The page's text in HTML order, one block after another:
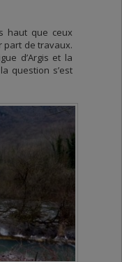
haut que ceux
part de travaux.
d’Argis et la
question s’est